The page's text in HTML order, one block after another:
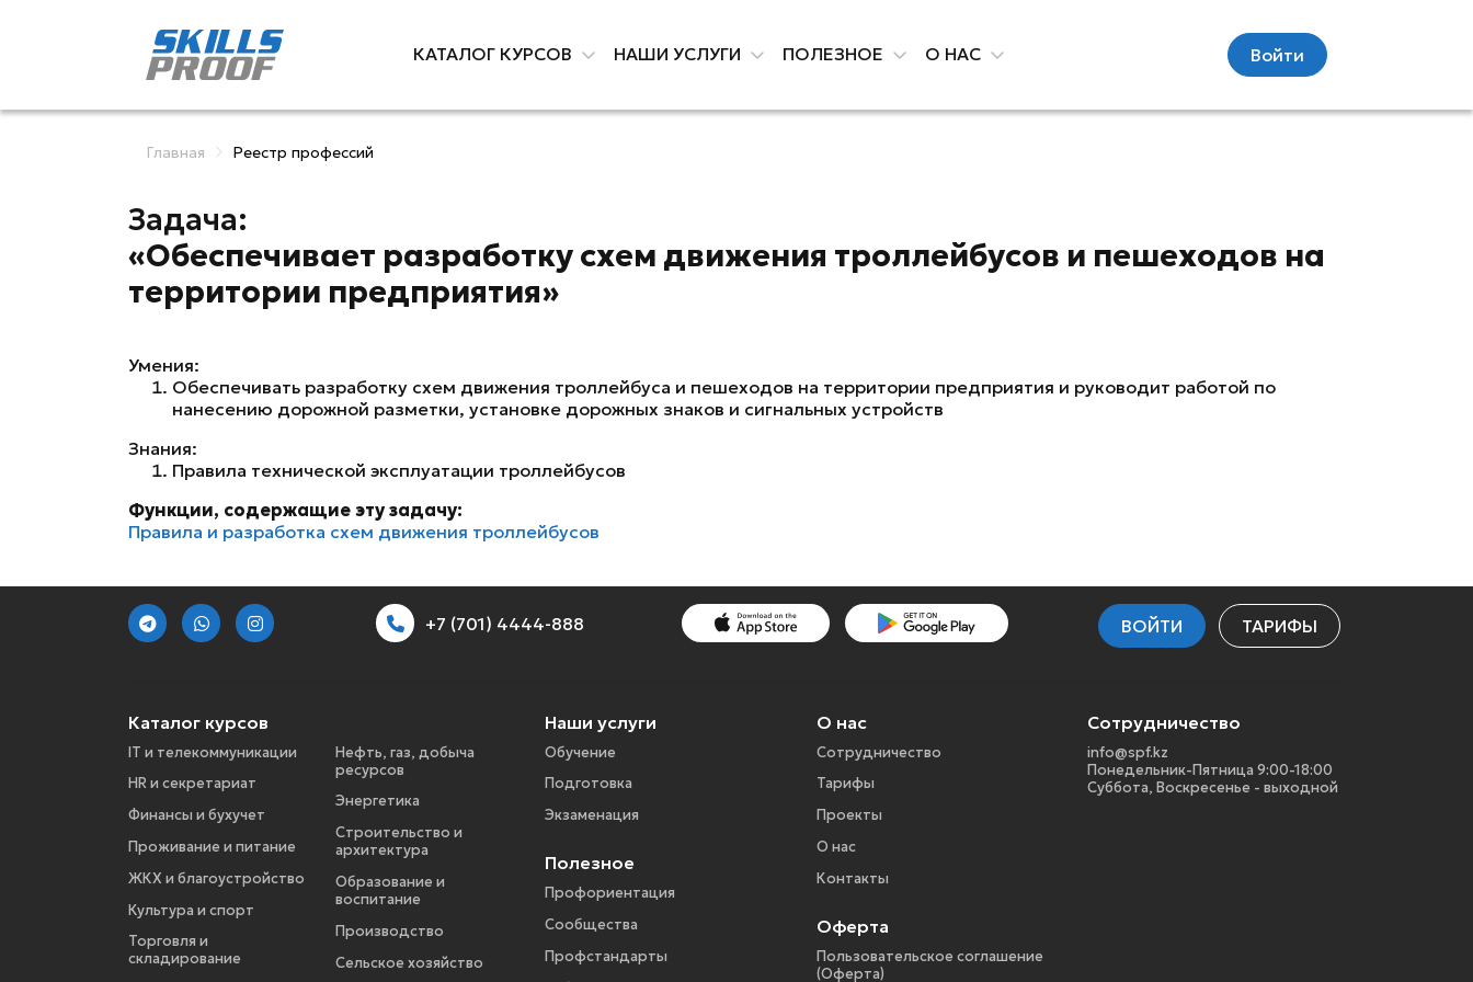
КАТАЛОГ КУРСОВ НАШИ УСЛУГИ ПОЛЕЗНОЕ О НАС Войти
Главная Реестр профессий
Задача:
«Обеспечивает разработку схем движения троллейбусов и пешеходов на
территории предприятия»
Умения:
Обеспечивать разработку схем движения троллейбуса и пешеходов на территории предприятия и руководит работой по
нанесению дорожной разметки, установке дорожных знаков и сигнальных устройств
Знания:
Правила технической эксплуатации троллейбусов
Функции, содержащие эту задачу:
Правила и разработка схем движения троллейбусов
+7 (701) 4444-888 ВОЙТИ ТАРИФЫ
Каталог курсов
IT и телекоммуникации
HR и секретариат
Финансы и бухучет
Проживание и питание
ЖКХ и благоустройство
Культура и спорт
Торговля и
складирование
Нефть, газ, добыча
ресурсов
Энергетика
Строительство и
архитектура
Образование и
воспитание
Производство
Сельское хозяйство
Наши услуги
Обучение
Подготовка
Экзаменация
Полезное
Профориентация
Сообщества
Профстандарты
О нас
Сотрудничество
Тарифы
Проекты
О нас
Контакты
Оферта
Пользовательское соглашение
(Оферта)
Сотрудничество
info@spf.kz
Понедельник-Пятница 9:00-18:00
Суббота, Воскресенье - выходной